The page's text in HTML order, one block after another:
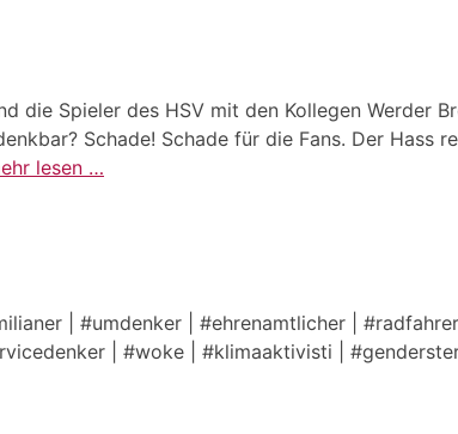
die Spieler des HSV mit den Kollegen Werder
Schade! Schade für die Fans. Der Hass
lesen …
| #umdenker | #ehrenamtlicher | #radfahrer
| #woke | #klimaaktivisti |